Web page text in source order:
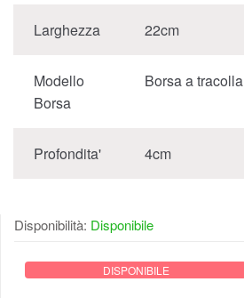
Larghezza 22cm
Modello
Borsa
Borsa a tracolla
Profondita' 4cm
Disponibilità: Disponibile
DISPONIBILE